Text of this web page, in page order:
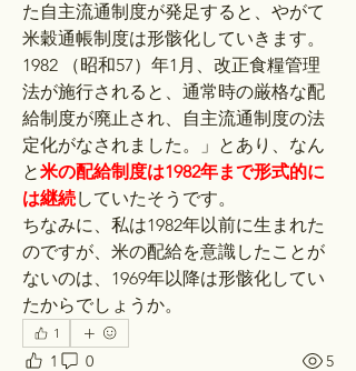
た自主流通制度が発足すると、やがて
米穀通帳制度は形骸化していきます。
1982 （昭和57）年1月、改正食糧管理
法が施行されると、通常時の厳格な配
給制度が廃止され、自主流通制度の法
定化がなされました。」とあり、なん
と米の配給制度は1982年まで形式的に
は継続していたそうです。
ちなみに、私は1982年以前に生まれた
のですが、米の配給を意識したことが
ないのは、1969年以降は形骸化してい
たからでしょうか。
1
1 0 5